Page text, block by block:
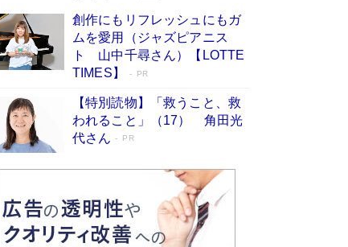
Book Bang
友近氏、絶賛！ 鎌倉を舞台に、孤独を抱えた
人々が新たな一歩を踏み出す連作短篇集『海のほ
とりのプラネット』試し読み
創作にもリフレッシュにもガ
ムを愛用（ジャズピアニス
ト 山中千尋さん）【LOTTE
TIMES】
PR
【特別読物】「救うこと、救
われること」（17） 角田光
代さん
PR